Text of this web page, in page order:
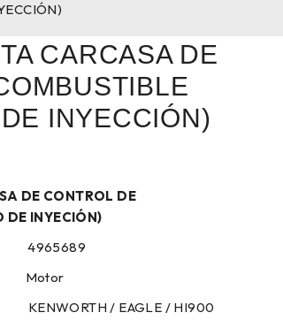
CARCASA DE
INYECCIÓN)
DE CONTROL DE
DE INYECIÓN)
/ EAGLE / HI900